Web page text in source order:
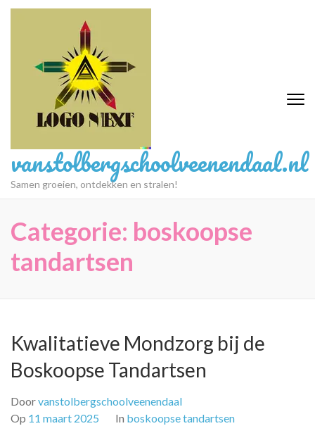
Ga
vanstolbergschoolveenendaal.nl
Samen groeien, ontdekken en stralen!
Categorie: boskoopse
tandartsen
Kwalitatieve Mondzorg bij de
Boskoopse Tandartsen
Doorvanstolbergschoolveenendaal
Op 11 maart 2025 In boskoopse tandartsen